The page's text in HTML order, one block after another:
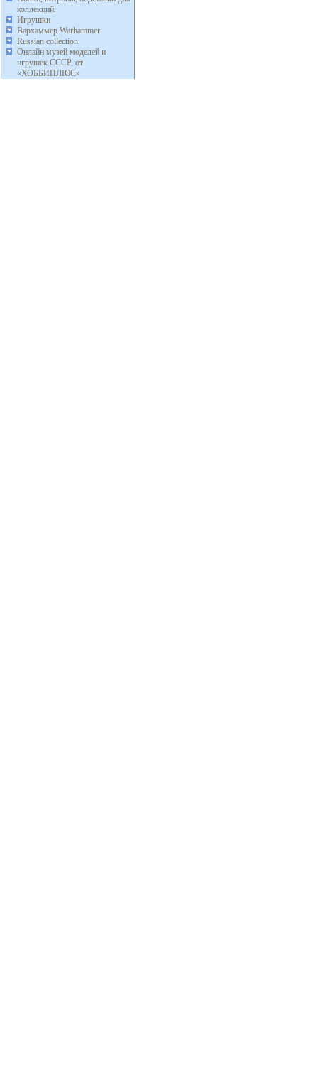
коллекций.
Игрушки
Вархаммер Warhammer
Russian collection.
Онлайн музей моделей и
игрушек СССР, от
«ХОББИПЛЮС»